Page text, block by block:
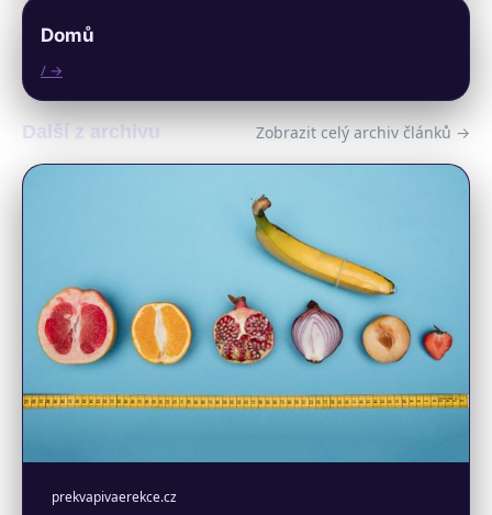
Domů
/ →
Další z archivu Zobrazit celý archiv článků →
prekvapivaerekce.cz